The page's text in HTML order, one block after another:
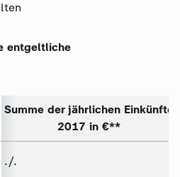
entgeltliche
Summe der jährlichen Einkünfte
2017 in €**
./.